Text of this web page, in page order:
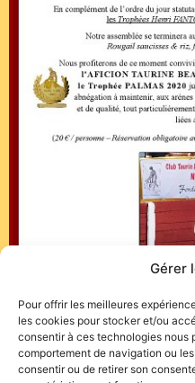
Gérer
Pour offrir les meilleures
les cookies pour stocker et/ou
consentir à ces technologies nous
comportement de navigation ou
consentir ou de retirer son